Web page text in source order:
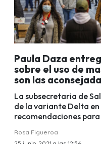
Paula Daza
sobre el uso de
son las
La subsecretaria de
de la variante Delta en
recomendaciones
Rosa Figueroa